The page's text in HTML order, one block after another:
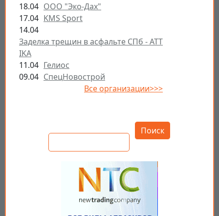
18.04 ООО "Эко-Дах"
17.04 KMS Sport
14.04
Заделка трещин в асфальте СПб - ATT
IKA
11.04 Гелиос
09.04 СпецНовострой
Все организации>>>